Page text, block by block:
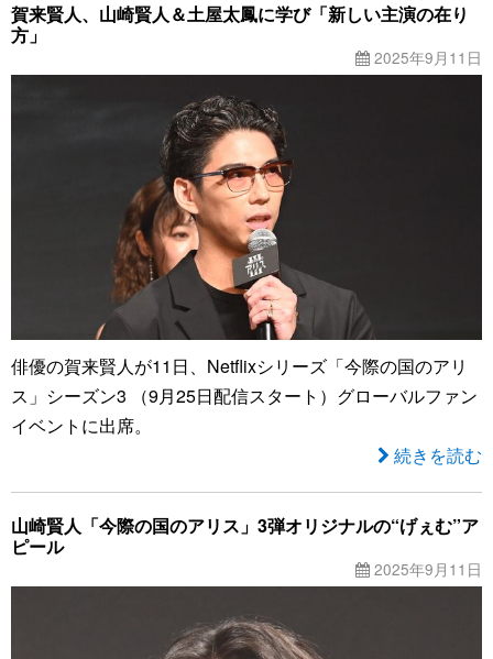
賀来賢人、山崎賢人＆土屋太鳳に学び「新しい主演の在り
方」
2025年9月11日
俳優の賀来賢人が11日、Netflixシリーズ「今際の国のアリ
ス」シーズン3 （9月25日配信スタート）グローバルファン
イベントに出席。
続きを読む
山崎賢人「今際の国のアリス」3弾オリジナルの“げぇむ”ア
ピール
2025年9月11日